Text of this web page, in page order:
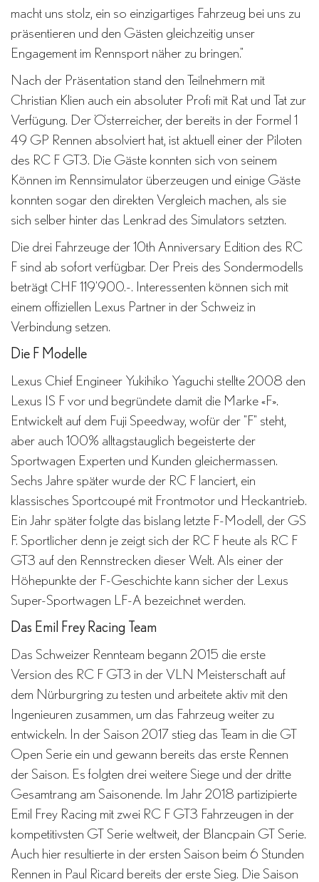
macht uns stolz, ein so einzigartiges Fahrzeug bei uns zu
präsentieren und den Gästen gleichzeitig unser
Engagement im Rennsport näher zu bringen."
Nach der Präsentation stand den Teilnehmern mit
Christian Klien auch ein absoluter Profi mit Rat und Tat zur
Verfügung. Der Österreicher, der bereits in der Formel 1
49 GP Rennen absolviert hat, ist aktuell einer der Piloten
des RC F GT3. Die Gäste konnten sich von seinem
Können im Rennsimulator überzeugen und einige Gäste
konnten sogar den direkten Vergleich machen, als sie
sich selber hinter das Lenkrad des Simulators setzten.
Die drei Fahrzeuge der 10th Anniversary Edition des RC
F sind ab sofort verfügbar. Der Preis des Sondermodells
beträgt CHF 119'900.-. Interessenten können sich mit
einem offiziellen Lexus Partner in der Schweiz in
Verbindung setzen.
Die F Modelle
Lexus Chief Engineer Yukihiko Yaguchi stellte 2008 den
Lexus IS F vor und begründete damit die Marke «F».
Entwickelt auf dem Fuji Speedway, wofür der "F" steht,
aber auch 100% alltagstauglich begeisterte der
Sportwagen Experten und Kunden gleichermassen.
Sechs Jahre später wurde der RC F lanciert, ein
klassisches Sportcoupé mit Frontmotor und Heckantrieb.
Ein Jahr später folgte das bislang letzte F-Modell, der GS
F. Sportlicher denn je zeigt sich der RC F heute als RC F
GT3 auf den Rennstrecken dieser Welt. Als einer der
Höhepunkte der F-Geschichte kann sicher der Lexus
Super-Sportwagen LF-A bezeichnet werden.
Das Emil Frey Racing Team
Das Schweizer Rennteam begann 2015 die erste
Version des RC F GT3 in der VLN Meisterschaft auf
dem Nürburgring zu testen und arbeitete aktiv mit den
Ingenieuren zusammen, um das Fahrzeug weiter zu
entwickeln. In der Saison 2017 stieg das Team in die GT
Open Serie ein und gewann bereits das erste Rennen
der Saison. Es folgten drei weitere Siege und der dritte
Gesamtrang am Saisonende. Im Jahr 2018 partizipierte
Emil Frey Racing mit zwei RC F GT3 Fahrzeugen in der
kompetitivsten GT Serie weltweit, der Blancpain GT Serie.
Auch hier resultierte in der ersten Saison beim 6 Stunden
Rennen in Paul Ricard bereits der erste Sieg. Die Saison